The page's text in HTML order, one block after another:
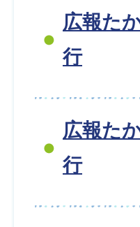
広報た
行
広報た
行